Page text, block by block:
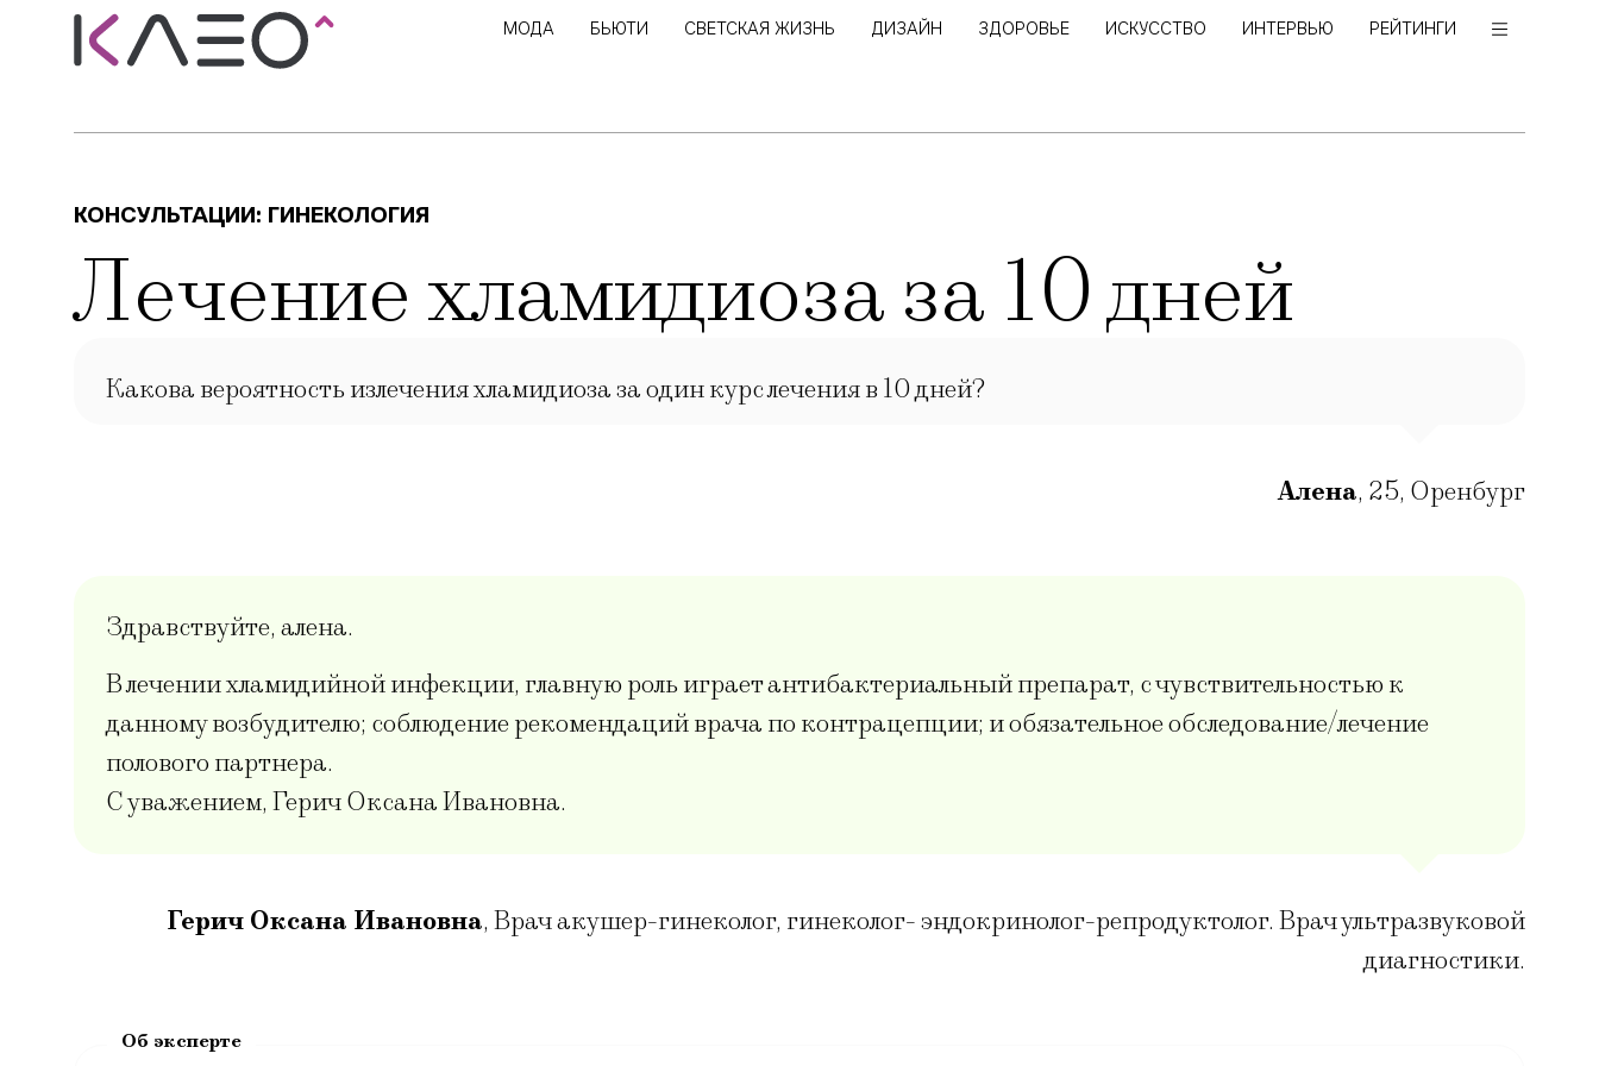
МОДА БЬЮТИ СВЕТСКАЯ ЖИЗНЬ ДИЗАЙН ЗДОРОВЬЕ ИСКУССТВО ИНТЕРВЬЮ РЕЙТИНГИ
КОНСУЛЬТАЦИИ: ГИНЕКОЛОГИЯ
Лечение хламидиоза за 10 дней
Какова вероятность излечения хламидиоза за один курс лечения в 10 дней?
Алена, 25, Оренбург
Здравствуйте, алена.
В лечении хламидийной инфекции, главную роль играет антибактериальный препарат, с чувствительностью к
данному возбудителю; соблюдение рекомендаций врача по контрацепции; и обязательное обследование/лечение
полового партнера.
С уважением, Герич Оксана Ивановна.
Герич Оксана Ивановна, Врач акушер-гинеколог, гинеколог- эндокринолог-репродуктолог. Врач ультразвуковой
диагностики.